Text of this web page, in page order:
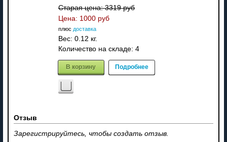
Старая цена:3319 руб
Цена: 1000 руб
плюс доставка
Вес: 0.12 кг.
Количество на складе: 4
В корзину Подробнее
Отзыв
Зарегистрируйтесь, чтобы создать отзыв.